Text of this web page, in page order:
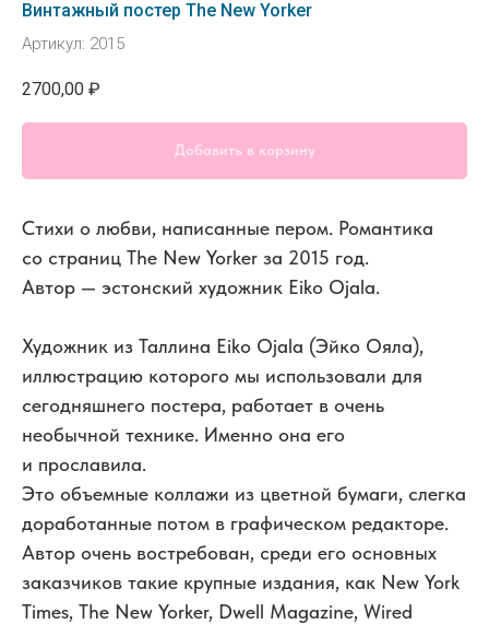
Винтажный постер The New Yorker
Артикул: 2015
2700,00 ₽
Добавить в корзину
Стихи о любви, написанные пером. Романтика
со страниц The New Yorker за 2015 год.
Автор — эстонский художник Eiko Ojala.
Художник из Таллина Eiko Ojala (Эйко Ояла),
иллюстрацию которого мы использовали для
сегодняшнего постера, работает в очень
необычной технике. Именно она его
и прославила.
Это объемные коллажи из цветной бумаги, слегка
доработанные потом в графическом редакторе.
Автор очень востребован, среди его основных
заказчиков такие крупные издания, как New York
Times, The New Yorker, Dwell Magazine, Wired